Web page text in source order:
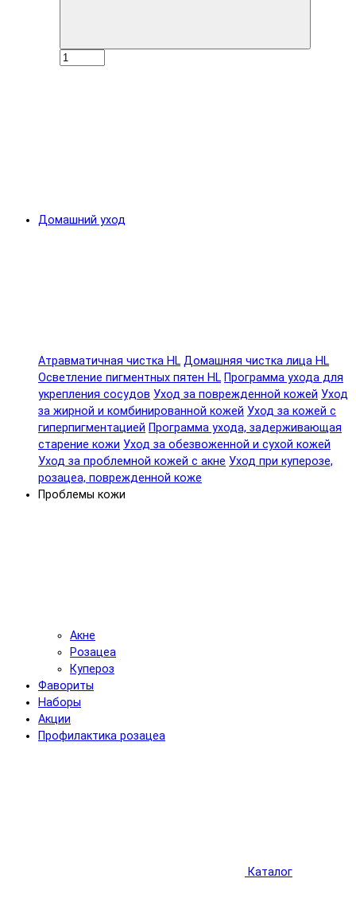
Домашний уход
Атравматичная чистка HL Домашняя чистка лица HL
Осветление пигментных пятен HL Программа ухода для
укрепления сосудов Уход за поврежденной кожей Уход
за жирной и комбинированной кожей Уход за кожей с
гиперпигментацией Программа ухода, задерживающая
старение кожи Уход за обезвоженной и сухой кожей
Уход за проблемной кожей с акне Уход при куперозе,
розацеа, поврежденной коже
Проблемы кожи
Акне
Розацеа
Купероз
Фавориты
Наборы
Акции
Профилактика розацеа
Каталог